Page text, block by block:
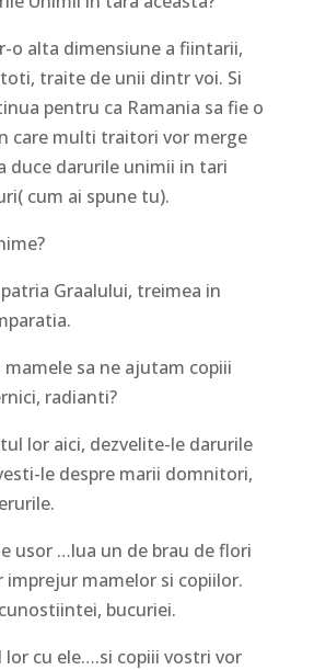
o alta dimensiune a fiintarii,
traite de unii dintr voi. Si
pentru ca Ramania sa fie o
care multi traitori vor merge
duce darurile unimii in tari
cum ai spune tu).
Graalului, treimea in
sa ne ajutam copiii
radianti?
lor aici, dezvelite-le darurile
le despre marii domnitori,
usor …lua un de brau de flori
imprejur mamelor si copiilor.
bucuriei.
cu ele….si copiii vostri vor